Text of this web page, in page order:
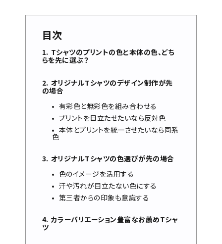
目次
Tシャツのプリントの色と本体の色、どち
らを先に選ぶ？
オリジナルTシャツのデザイン制作が先
の場合
有彩色と無彩色を組み合わせる
プリントを目立たせたいなら反対色
本体とプリントを統一させたいなら同系
色
オリジナルTシャツの色選びが先の場合
色のイメージを活用する
汗や汚れが目立たない色にする
第三者からの印象も意識する
カラーバリエーション豊富なお薦めTシャ
ツ